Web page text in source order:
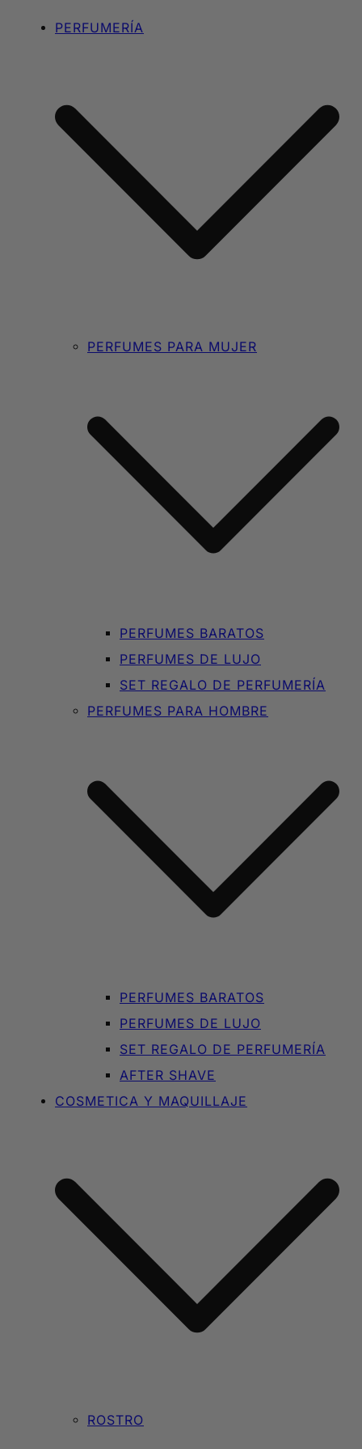
PERFUMERÍA
PERFUMES PARA MUJER
PERFUMES BARATOS
PERFUMES DE LUJO
SET REGALO DE PERFUMERÍA
PERFUMES PARA HOMBRE
PERFUMES BARATOS
PERFUMES DE LUJO
SET REGALO DE PERFUMERÍA
AFTER SHAVE
COSMETICA Y MAQUILLAJE
ROSTRO